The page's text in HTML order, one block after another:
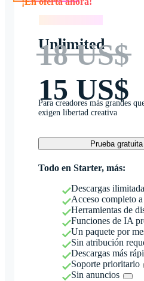
Unlimited
18 US$
15 US$
Para creadores más grandes
exigen libertad creativa
Prueba
Todo en Starter, más:
Descargas
Acceso completo
Herramientas de
Funciones de IA
Un paquete por
Sin atribución
Descargas más
Soporte prioritario
Sin anuncios